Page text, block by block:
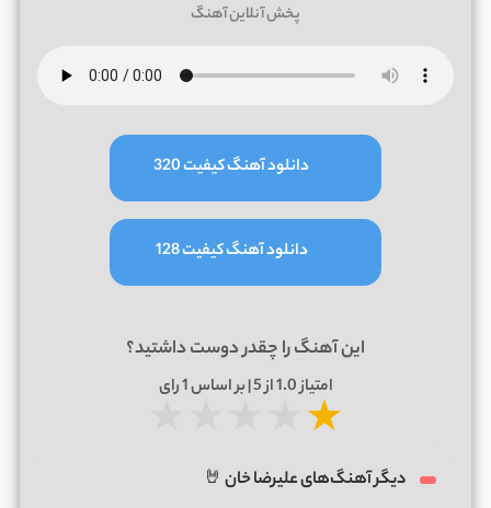
پخش آنلاین آهنگ
دانلود آهنگ کیفیت 320
دانلود آهنگ کیفیت 128
این آهنگ را چقدر دوست داشتید؟
امتیاز1.0از 5 | بر اساس 1رای
★
دیگر آهنگ‌های علیرضا خان 🤘